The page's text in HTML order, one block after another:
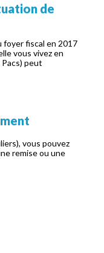
de
foyer fiscal en 2017
vous vivez en
peut
vous pouvez
remise ou une